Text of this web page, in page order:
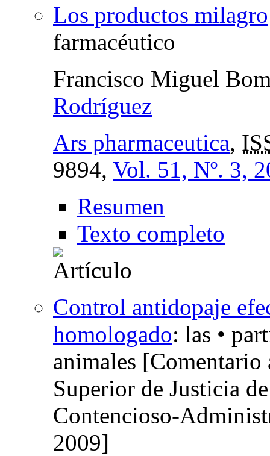
Los productos milagro
farmacéutico
Francisco Miguel
Rodríguez
Ars pharmaceutica,
9894, Vol. 51, Nº. 3,
Resumen
Texto completo
Control antidopaje
homologado: las •
animales
Superior de Justicia
Contencioso-
2009]